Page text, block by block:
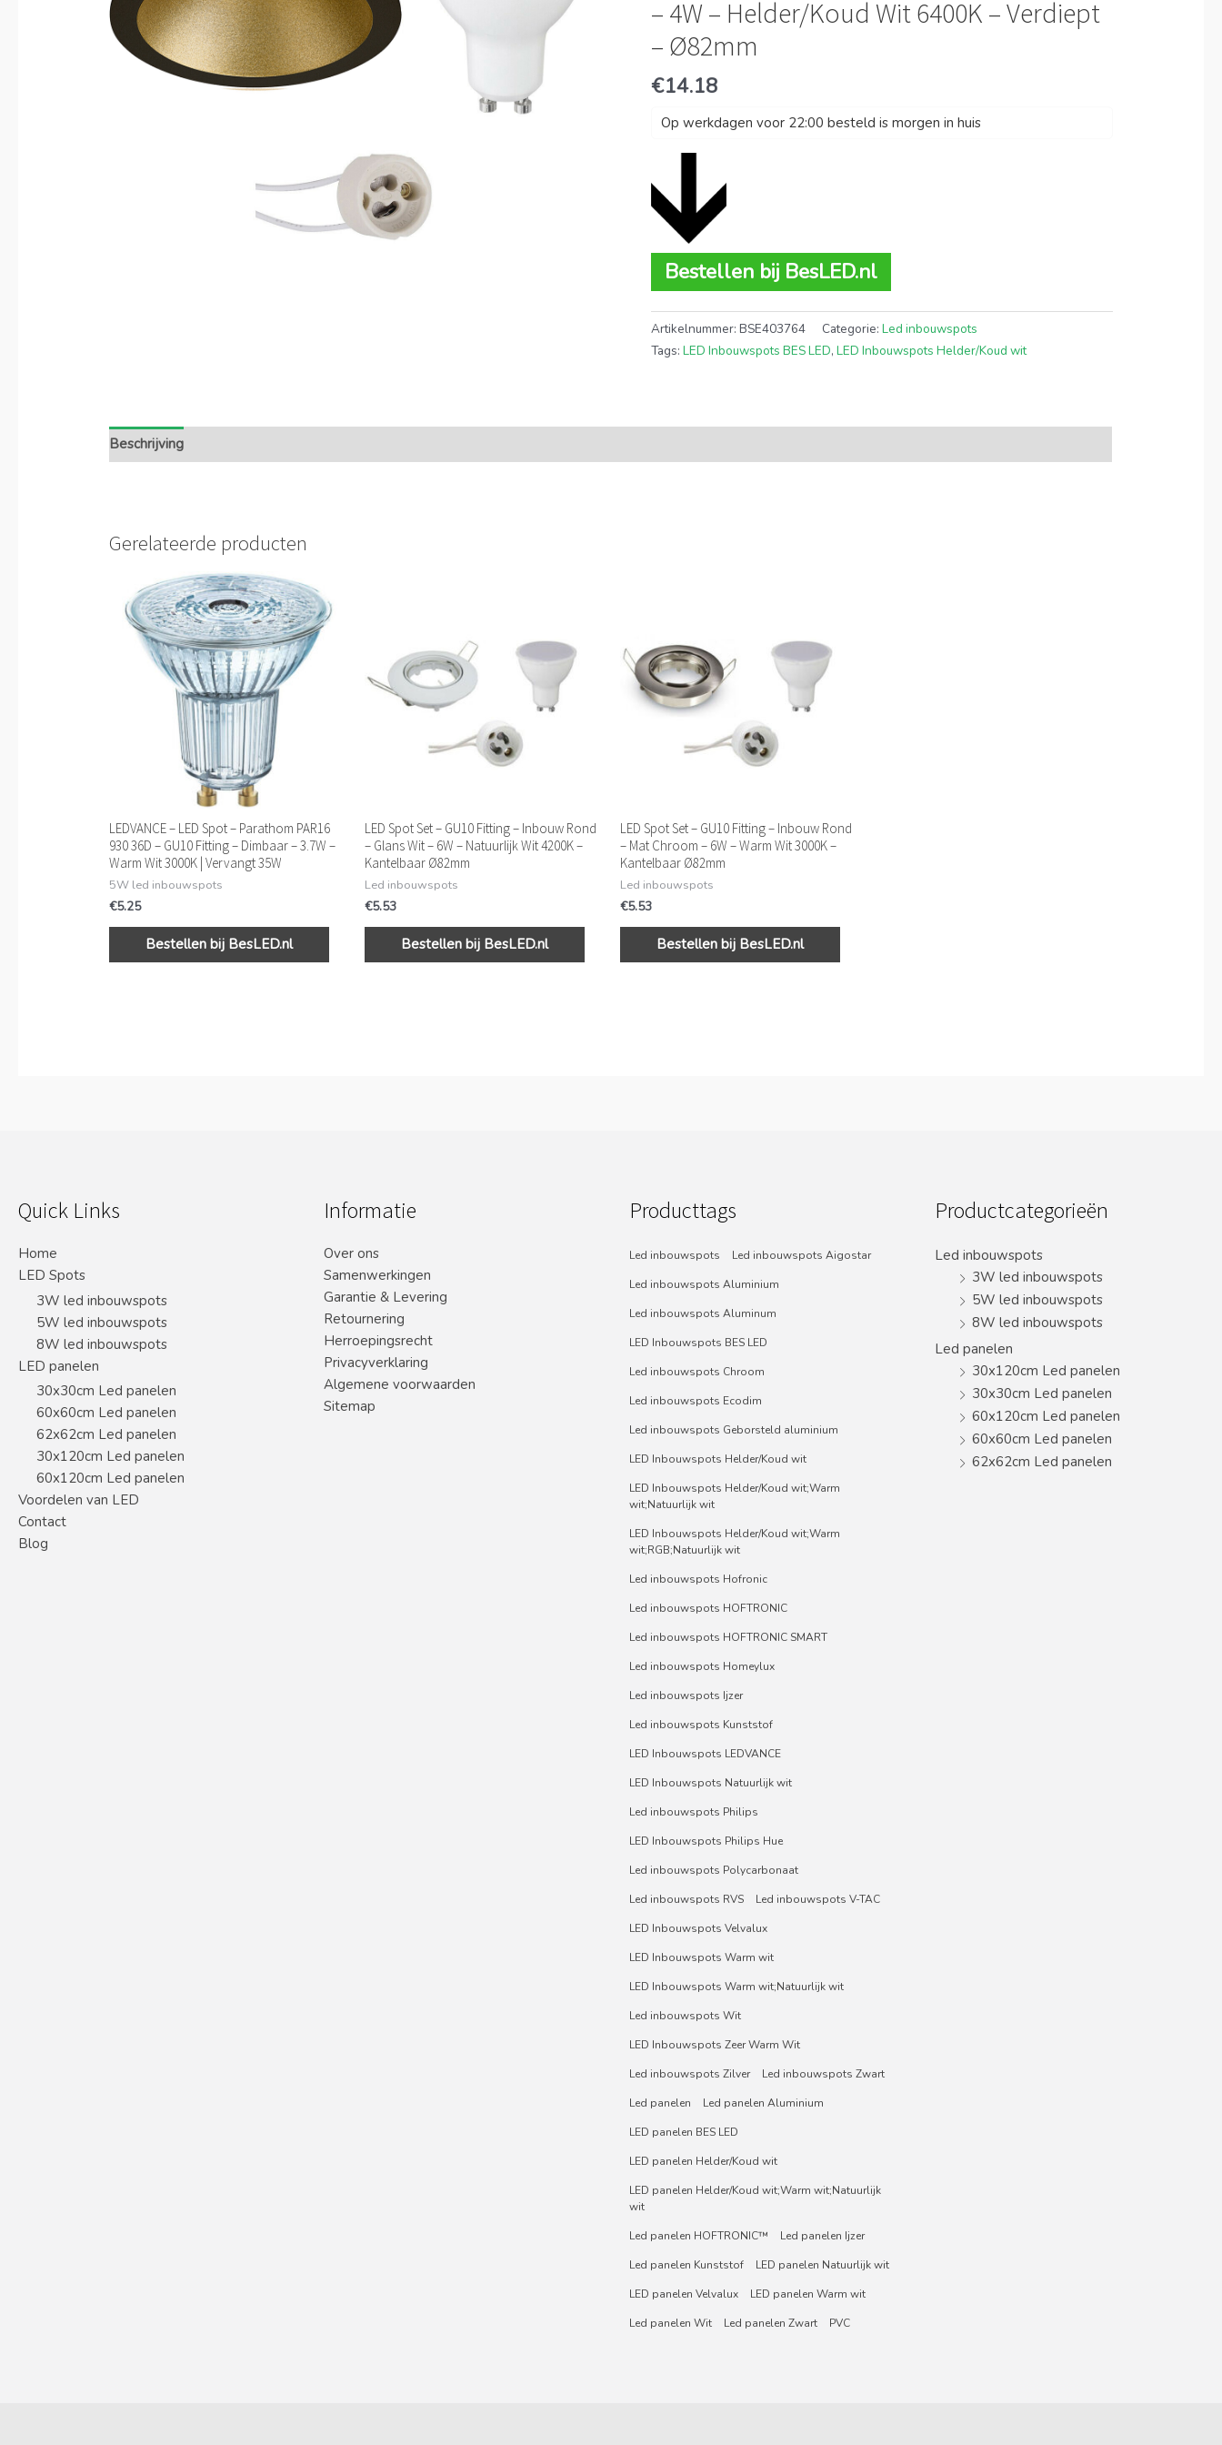
– 4W – Helder/Koud Wit 6400K – Verdiept
– Ø82mm
€14.18
Op werkdagen voor 22:00 besteld is morgen in huis
Bestellen bij BesLED.nl
Artikelnummer:BSE403764 Categorie:Led inbouwspots
Tags:LED Inbouwspots BES LED,LED Inbouwspots Helder/Koud wit
Beschrijving
Gerelateerde producten
LEDVANCE – LED Spot – Parathom PAR16
930 36D – GU10 Fitting – Dimbaar – 3.7W –
Warm Wit 3000K | Vervangt 35W
5W led inbouwspots
€5.25
Bestellen bij BesLED.nl
LED Spot Set – GU10 Fitting – Inbouw Rond
– Glans Wit – 6W – Natuurlijk Wit 4200K –
Kantelbaar Ø82mm
Led inbouwspots
€5.53
Bestellen bij BesLED.nl
LED Spot Set – GU10 Fitting – Inbouw Rond
– Mat Chroom – 6W – Warm Wit 3000K –
Kantelbaar Ø82mm
Led inbouwspots
€5.53
Bestellen bij BesLED.nl
Quick Links
Home
LED Spots
3W led inbouwspots
5W led inbouwspots
8W led inbouwspots
LED panelen
30x30cm Led panelen
60x60cm Led panelen
62x62cm Led panelen
30x120cm Led panelen
60x120cm Led panelen
Voordelen van LED
Contact
Blog
Informatie
Over ons
Samenwerkingen
Garantie & Levering
Retournering
Herroepingsrecht
Privacyverklaring
Algemene voorwaarden
Sitemap
Producttags
Led inbouwspots
Led inbouwspots Aigostar
Led inbouwspots Aluminium
Led inbouwspots Aluminum
LED Inbouwspots BES LED
Led inbouwspots Chroom
Led inbouwspots Ecodim
Led inbouwspots Geborsteld aluminium
LED Inbouwspots Helder/Koud wit
LED Inbouwspots Helder/Koud wit;Warm
wit;Natuurlijk wit
LED Inbouwspots Helder/Koud wit;Warm
wit;RGB;Natuurlijk wit
Led inbouwspots Hofronic
Led inbouwspots HOFTRONIC
Led inbouwspots HOFTRONIC SMART
Led inbouwspots Homeylux
Led inbouwspots Ijzer
Led inbouwspots Kunststof
LED Inbouwspots LEDVANCE
LED Inbouwspots Natuurlijk wit
Led inbouwspots Philips
LED Inbouwspots Philips Hue
Led inbouwspots Polycarbonaat
Led inbouwspots RVS
Led inbouwspots V-TAC
LED Inbouwspots Velvalux
LED Inbouwspots Warm wit
LED Inbouwspots Warm wit;Natuurlijk wit
Led inbouwspots Wit
LED Inbouwspots Zeer Warm Wit
Led inbouwspots Zilver
Led inbouwspots Zwart
Led panelen
Led panelen Aluminium
LED panelen BES LED
LED panelen Helder/Koud wit
LED panelen Helder/Koud wit;Warm wit;Natuurlijk
wit
Led panelen HOFTRONIC™
Led panelen Ijzer
Led panelen Kunststof
LED panelen Natuurlijk wit
LED panelen Velvalux
LED panelen Warm wit
Led panelen Wit
Led panelen Zwart PVC
Productcategorieën
Led inbouwspots
3W led inbouwspots
5W led inbouwspots
8W led inbouwspots
Led panelen
30x120cm Led panelen
30x30cm Led panelen
60x120cm Led panelen
60x60cm Led panelen
62x62cm Led panelen